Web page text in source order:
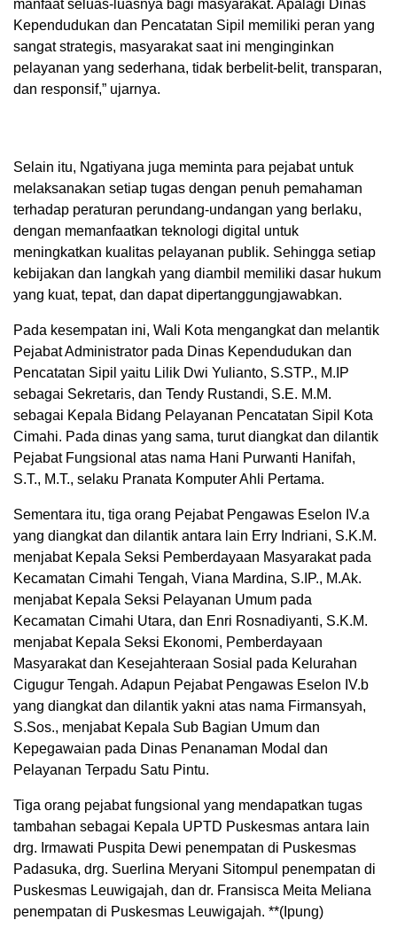
manfaat seluas-luasnya bagi masyarakat. Apalagi Dinas
Kependudukan dan Pencatatan Sipil memiliki peran yang
sangat strategis, masyarakat saat ini menginginkan
pelayanan yang sederhana, tidak berbelit-belit, transparan,
dan responsif,” ujarnya.
Selain itu, Ngatiyana juga meminta para pejabat untuk
melaksanakan setiap tugas dengan penuh pemahaman
terhadap peraturan perundang-undangan yang berlaku,
dengan memanfaatkan teknologi digital untuk
meningkatkan kualitas pelayanan publik. Sehingga setiap
kebijakan dan langkah yang diambil memiliki dasar hukum
yang kuat, tepat, dan dapat dipertanggungjawabkan.
Pada kesempatan ini, Wali Kota mengangkat dan melantik
Pejabat Administrator pada Dinas Kependudukan dan
Pencatatan Sipil yaitu Lilik Dwi Yulianto, S.STP., M.IP
sebagai Sekretaris, dan Tendy Rustandi, S.E. M.M.
sebagai Kepala Bidang Pelayanan Pencatatan Sipil Kota
Cimahi. Pada dinas yang sama, turut diangkat dan dilantik
Pejabat Fungsional atas nama Hani Purwanti Hanifah,
S.T., M.T., selaku Pranata Komputer Ahli Pertama.
Sementara itu, tiga orang Pejabat Pengawas Eselon IV.a
yang diangkat dan dilantik antara lain Erry Indriani, S.K.M.
menjabat Kepala Seksi Pemberdayaan Masyarakat pada
Kecamatan Cimahi Tengah, Viana Mardina, S.IP., M.Ak.
menjabat Kepala Seksi Pelayanan Umum pada
Kecamatan Cimahi Utara, dan Enri Rosnadiyanti, S.K.M.
menjabat Kepala Seksi Ekonomi, Pemberdayaan
Masyarakat dan Kesejahteraan Sosial pada Kelurahan
Cigugur Tengah. Adapun Pejabat Pengawas Eselon IV.b
yang diangkat dan dilantik yakni atas nama Firmansyah,
S.Sos., menjabat Kepala Sub Bagian Umum dan
Kepegawaian pada Dinas Penanaman Modal dan
Pelayanan Terpadu Satu Pintu.
Tiga orang pejabat fungsional yang mendapatkan tugas
tambahan sebagai Kepala UPTD Puskesmas antara lain
drg. Irmawati Puspita Dewi penempatan di Puskesmas
Padasuka, drg. Suerlina Meryani Sitompul penempatan di
Puskesmas Leuwigajah, dan dr. Fransisca Meita Meliana
penempatan di Puskesmas Leuwigajah. **(Ipung)